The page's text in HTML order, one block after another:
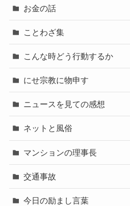
お金の話
ことわざ集
こんな時どう行動するか
にせ宗教に物申す
ニュースを見ての感想
ネットと風俗
マンションの理事長
交通事故
今日の励まし言葉